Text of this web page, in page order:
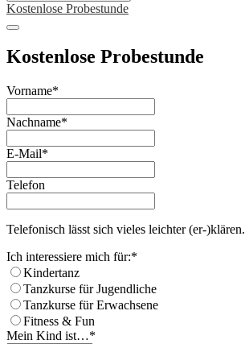
Kostenlose Probestunde
Kostenlose Probestunde
Vorname*
Nachname*
E-Mail*
Telefon
Telefonisch lässt sich vieles leichter (er-)klären.
Your
Website*
Ich interessiere mich für:*
Kindertanz
Tanzkurse für Jugendliche
Tanzkurse für Erwachsene
Fitness & Fun
Mein Kind ist…*